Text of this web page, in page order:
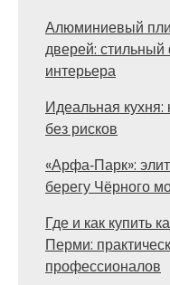
Алюминиевый
дверей:
интерьера
Идеальная кухня:
без рисков
«Арфа‑Парк»:
берегу Чёрного
Где и как купить
Перми:
профессионалов